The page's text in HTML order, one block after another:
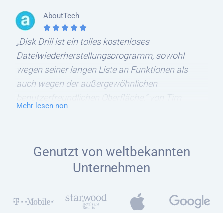
suchten Ausreden für Ergebnisse. Ihre Software
hat alle bis auf 150 Datein in perfektem oder
nahezu perfektem Zustand gefunden! Fast 4000
Fotos und Videos. Ihr Jungs seid fantastisch!!!
Diese Fotos sind mein Leben!!! Ich danke Euch.
AboutTech
„Disk Drill ist ein tolles kostenloses
Dateiwiederherstellungsprogramm, sowohl
wegen seiner langen Liste an Funktionen als
auch wegen der außergewöhnlichen
benutzerfreundlichen Oberfläche.“ von Tim
Fisher
Mehr lesen non
Genutzt von weltbekannten
Unternehmen